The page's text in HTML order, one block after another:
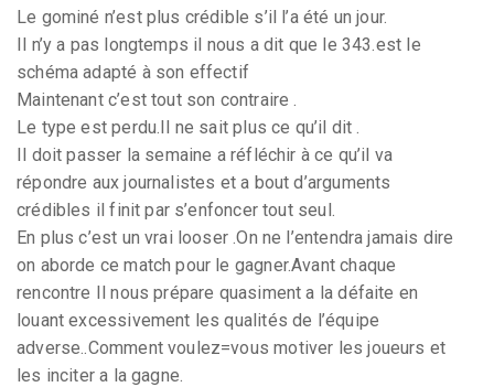
Le gominé n’est plus crédible s’il l’a été un jour.
Il n’y a pas longtemps il nous a dit que le 343.est le
schéma adapté à son effectif
Maintenant c’est tout son contraire .
Le type est perdu.Il ne sait plus ce qu’il dit .
Il doit passer la semaine a réfléchir à ce qu’il va
répondre aux journalistes et a bout d’arguments
crédibles il finit par s’enfoncer tout seul.
En plus c’est un vrai looser .On ne l’entendra jamais dire
on aborde ce match pour le gagner.Avant chaque
rencontre Il nous prépare quasiment a la défaite en
louant excessivement les qualités de l’équipe
adverse..Comment voulez=vous motiver les joueurs et
les inciter a la gagne.